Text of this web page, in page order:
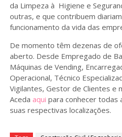
da Limpeza à Higiene e
outras, e que contribuem
funcionamento da vida das
De momento têm dezenas de
aberto. Desde Empregado de
Máquinas de Vending,
Operacional, Técnico
Vigilantes, Gestor de Clientes e
Aceda aqui para conhecer
suas respectivas localizações.